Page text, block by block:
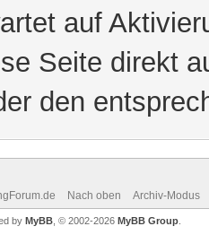
auf
Seite direkt
den
Nach oben Archiv-Modus
by MyBB , © 2002-2026 MyBB Group